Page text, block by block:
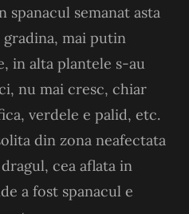
semanat asta
mai putin
in alta plantele s-au
nu mai cresc, chiar
verdele e palid, etc.
din zona neafectata
cea aflata in
a fost spanacul e